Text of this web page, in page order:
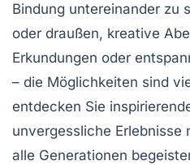
Bindung untereinander zu
oder draußen, kreative
Erkundungen oder
– die Möglichkeiten sind
entdecken Sie
unvergessliche Erlebnisse
alle Generationen